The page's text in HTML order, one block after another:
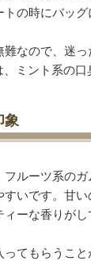
の時にバッ
なので、迷
ミント系の
象
ルーツ系の
いです。甘
ーな香りが
てもらうこ